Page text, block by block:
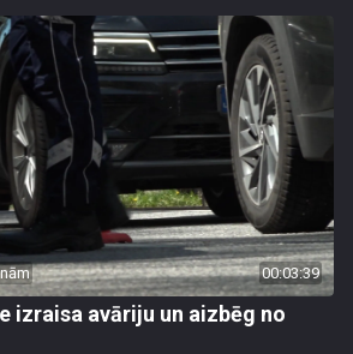
00:03:39
izraisa avāriju un aizbēg no